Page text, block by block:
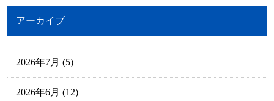
アーカイブ
2026年7月 (5)
2026年6月 (12)